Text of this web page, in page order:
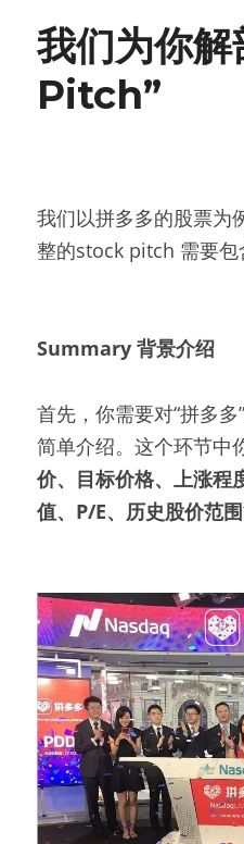
我们为你
Pitch”
我们以拼多多的股票为
整的stock pitch 需要包
Summary 背景介绍
首先，你需要对“拼多
简单介绍。这个环节中
价、目标价格、上涨程
值、P/E、历史股价范